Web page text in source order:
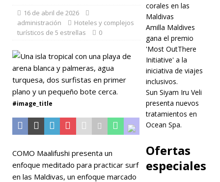
Y
TURÍSTICOS
DE 5
ESTRELLAS
de 2026 ]
ofrece surf
16 de abril de 2026
administración
Hoteles y complejos
turísticos de 5 estrellas
0
#image_title
COMO Maalifushi presenta un
enfoque meditado para practicar surf
en las Maldivas, un enfoque marcado
corales en las
Maldivas
Amilla Maldives
gana el premio
'Most OutThere
Initiative' a la
iniciativa de viajes
inclusivos.
Sun Siyam Iru Veli
presenta nuevos
tratamientos en
Ocean Spa.
Ofertas
especiales